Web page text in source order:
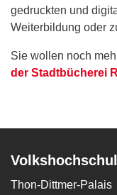
gedruckten und
Weiterbildung oder
Sie wollen noch
der Stadtbücherei
Thon-Dittmer-Palais